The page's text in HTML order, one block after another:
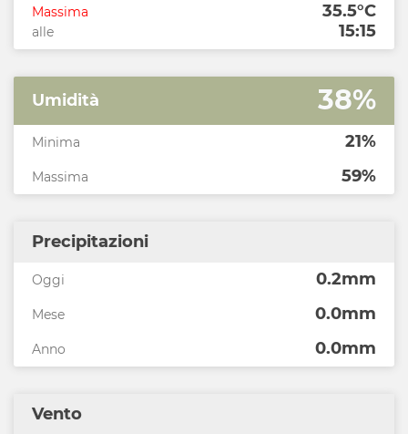
Massima 35.5°C
alle 15:15
Umidità 38%
Minima 21%
Massima 59%
Precipitazioni
Oggi 0.2mm
Mese 0.0mm
Anno 0.0mm
Vento